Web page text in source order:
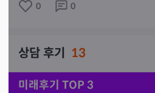
화이팅으로 아자 힘있게 뜻을 풀어
0 0
상담 후기 13
미래후기 TOP 3